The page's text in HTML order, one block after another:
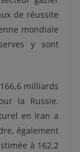
de réussite
mondiale
y sont
milliards
la Russie.
en Iran a
également
à 162,2